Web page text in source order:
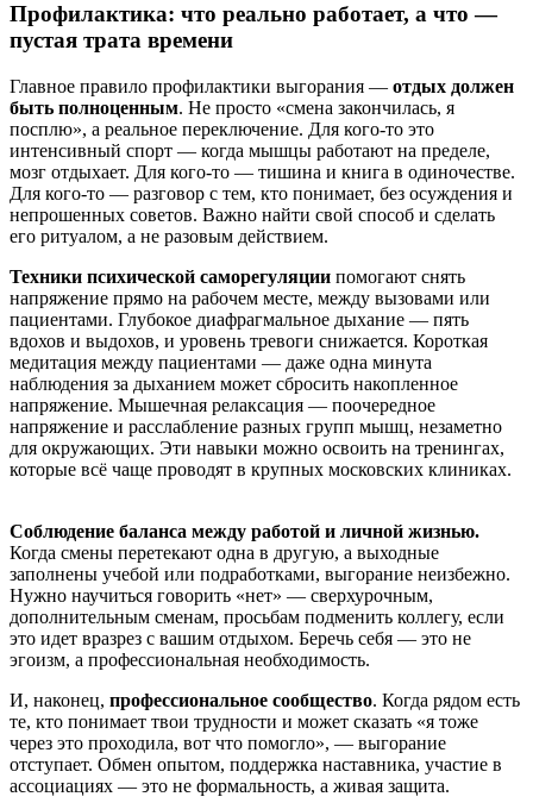
Профилактика: что реально работает, а что —
пустая трата времени
Главное правило профилактики выгорания — отдых должен
быть полноценным. Не просто «смена закончилась, я
посплю», а реальное переключение. Для кого-то это
интенсивный спорт — когда мышцы работают на пределе,
мозг отдыхает. Для кого-то — тишина и книга в одиночестве.
Для кого-то — разговор с тем, кто понимает, без осуждения и
непрошенных советов. Важно найти свой способ и сделать
его ритуалом, а не разовым действием.
Техники психической саморегуляции помогают снять
напряжение прямо на рабочем месте, между вызовами или
пациентами. Глубокое диафрагмальное дыхание — пять
вдохов и выдохов, и уровень тревоги снижается. Короткая
медитация между пациентами — даже одна минута
наблюдения за дыханием может сбросить накопленное
напряжение. Мышечная релаксация — поочередное
напряжение и расслабление разных групп мышц, незаметно
для окружающих. Эти навыки можно освоить на тренингах,
которые всё чаще проводят в крупных московских клиниках.
Соблюдение баланса между работой и личной жизнью.
Когда смены перетекают одна в другую, а выходные
заполнены учебой или подработками, выгорание неизбежно.
Нужно научиться говорить «нет» — сверхурочным,
дополнительным сменам, просьбам подменить коллегу, если
это идет вразрез с вашим отдыхом. Беречь себя — это не
эгоизм, а профессиональная необходимость.
И, наконец, профессиональное сообщество. Когда рядом есть
те, кто понимает твои трудности и может сказать «я тоже
через это проходила, вот что помогло», — выгорание
отступает. Обмен опытом, поддержка наставника, участие в
ассоциациях — это не формальность, а живая защита.